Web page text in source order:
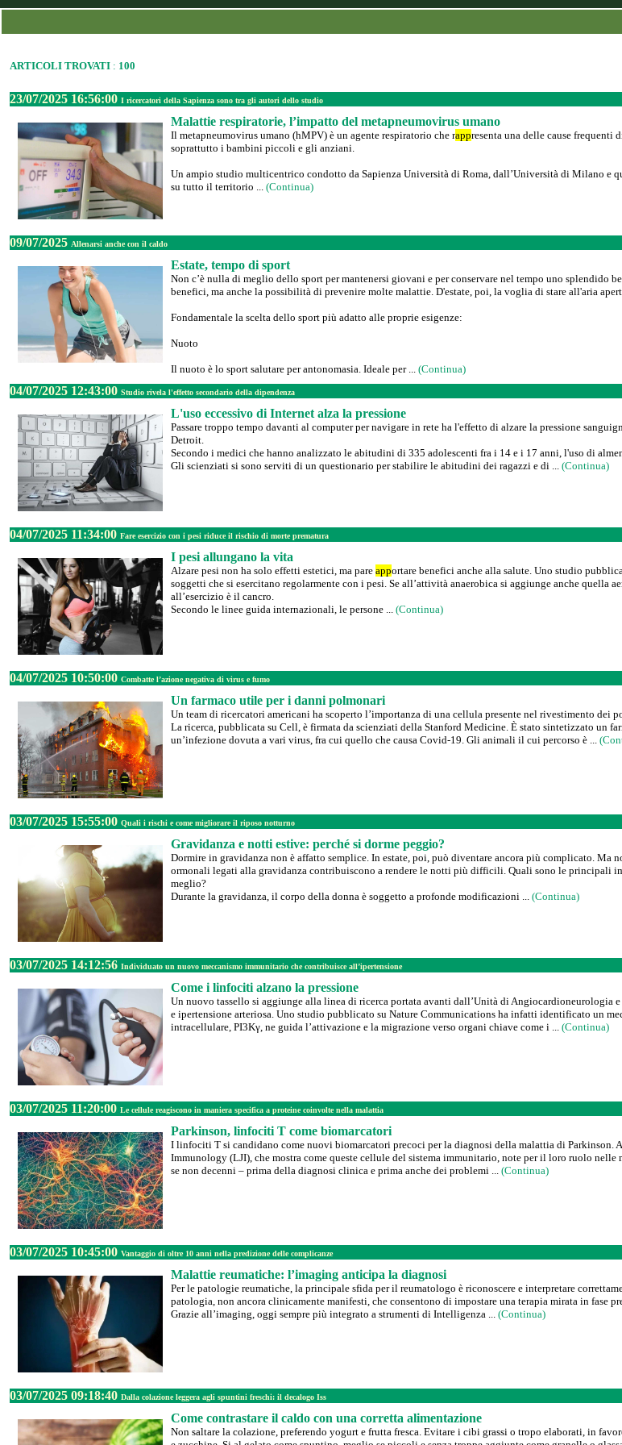
ARTICOLI TROVATI : 100
23/07/2025 16:56:00 I ricercatori della Sapienza sono tra gli autori dello studio
Malattie respiratorie, l’impatto del metapneumovirus umano
Il metapneumovirus umano (hMPV) è un agente respiratorio che rappresenta una delle cause frequenti
soprattutto i bambini piccoli e gli anziani.
Un ampio studio multicentrico condotto da Sapienza Università di Roma, dall’Università di Milano
su tutto il territorio ... (Continua)
09/07/2025 Allenarsi anche con il caldo
Estate, tempo di sport
Non c’è nulla di meglio dello sport per mantenersi giovani e per conservare nel tempo uno splendido
benefici, ma anche la possibilità di prevenire molte malattie. D'estate, poi, la voglia di stare all'aria
Fondamentale la scelta dello sport più adatto alle proprie esigenze:
Nuoto
Il nuoto è lo sport salutare per antonomasia. Ideale per ... (Continua)
04/07/2025 12:43:00 Studio rivela l'effetto secondario della dipendenza
L'uso eccessivo di Internet alza la pressione
Passare troppo tempo davanti al computer per navigare in rete ha l'effetto di alzare la pressione
Detroit.
Secondo i medici che hanno analizzato le abitudini di 335 adolescenti fra i 14 e i 17 anni, l'uso di
Gli scienziati si sono serviti di un questionario per stabilire le abitudini dei ragazzi e di ... (Continua)
04/07/2025 11:34:00 Fare esercizio con i pesi riduce il rischio di morte prematura
I pesi allungano la vita
Alzare pesi non ha solo effetti estetici, ma pare apportare benefici anche alla salute. Uno studio
soggetti che si esercitano regolarmente con i pesi. Se all’attività anaerobica si aggiunge anche quella
all’esercizio è il cancro.
Secondo le linee guida internazionali, le persone ... (Continua)
04/07/2025 10:50:00 Combatte l’azione negativa di virus e fumo
Un farmaco utile per i danni polmonari
Un team di ricercatori americani ha scoperto l’importanza di una cellula presente nel rivestimento dei
La ricerca, pubblicata su Cell, è firmata da scienziati della Stanford Medicine. È stato sintetizzato un
un’infezione dovuta a vari virus, fra cui quello che causa Covid-19. Gli animali il cui percorso è ...
03/07/2025 15:55:00 Quali i rischi e come migliorare il riposo notturno
Gravidanza e notti estive: perché si dorme peggio?
Dormire in gravidanza non è affatto semplice. In estate, poi, può diventare ancora più complicato.
ormonali legati alla gravidanza contribuiscono a rendere le notti più difficili. Quali sono le principali
meglio?
Durante la gravidanza, il corpo della donna è soggetto a profonde modificazioni ... (Continua)
03/07/2025 14:12:56 Individuato un nuovo meccanismo immunitario che contribuisce all’ipertensione
Come i linfociti alzano la pressione
Un nuovo tassello si aggiunge alla linea di ricerca portata avanti dall’Unità di
e ipertensione arteriosa. Uno studio pubblicato su Nature Communications ha infatti identificato un
intracellulare, PI3Kγ, ne guida l’attivazione e la migrazione verso organi chiave come i ... (Continua)
03/07/2025 11:20:00 Le cellule reagiscono in maniera specifica a proteine coinvolte nella malattia
Parkinson, linfociti T come biomarcatori
I linfociti T si candidano come nuovi biomarcatori precoci per la diagnosi della malattia di Parkinson.
Immunology (LJI), che mostra come queste cellule del sistema immunitario, note per il loro ruolo
se non decenni – prima della diagnosi clinica e prima anche dei problemi ... (Continua)
03/07/2025 10:45:00 Vantaggio di oltre 10 anni nella predizione delle complicanze
Malattie reumatiche: l’imaging anticipa la diagnosi
Per le patologie reumatiche, la principale sfida per il reumatologo è riconoscere e interpretare
patologia, non ancora clinicamente manifesti, che consentono di impostare una terapia mirata in
Grazie all’imaging, oggi sempre più integrato a strumenti di Intelligenza ... (Continua)
03/07/2025 09:18:40 Dalla colazione leggera agli spuntini freschi: il decalogo Iss
Come contrastare il caldo con una corretta alimentazione
Non saltare la colazione, preferendo yogurt e frutta fresca. Evitare i cibi grassi o tropo elaborati, in